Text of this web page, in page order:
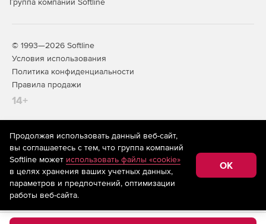
© 1993—2026 Softline
Условия использования
Политика конфиденциальности
Правила продажи
14+
На информационном ресурсе store.softline.ru применяются
рекомендательные технологии(информационные технологии
предоставления информации на основе сбора,
систематизации и анализа сведений, относящихся к
предпочтениям пользователей сети «Интернет»,
находящихся на территории Российской Федерации)
Продолжая использовать данный веб-сайт,
вы соглашаетесь с тем, что группа компаний
Softline может использовать файлы «cookie»
в целях хранения ваших учетных данных,
параметров и предпочтений, оптимизации
работы веб-сайта.
OK